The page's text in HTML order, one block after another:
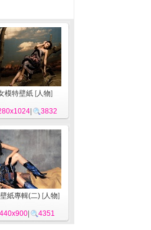
模特壁紙[人物]
| 3832
紙專輯(二)[人物]
4351